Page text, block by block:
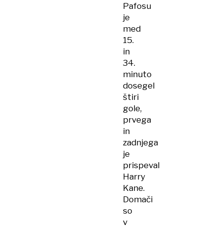
Pafosu
je
med
15.
in
34.
minuto
dosegel
štiri
gole,
prvega
in
zadnjega
je
prispeval
Harry
Kane.
Domači
so
v